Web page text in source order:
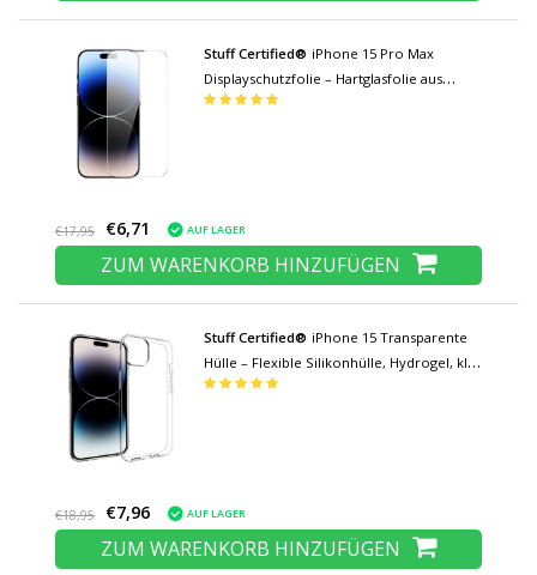
Stuff Certified® iPhone 15 Pro Max
Displayschutzfolie – Hartglasfolie aus
gehärtetem Glas
€17,95 €6,71 AUF LAGER
ZUM WARENKORB HINZUFÜGEN
Stuff Certified® iPhone 15 Transparente
Hülle – Flexible Silikonhülle, Hydrogel, klar
- Copy - Copy
€18,95 €7,96 AUF LAGER
ZUM WARENKORB HINZUFÜGEN